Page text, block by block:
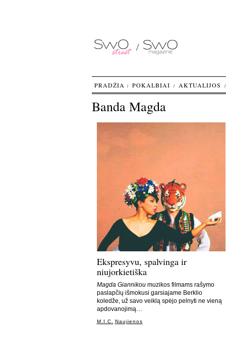
Banda Magda
Ekspresyvu, spalvinga ir
niujorkietiška
Magda Giannikoumuzikos filmams rašymo
paslapčių išmokusi garsiajame Berklio
koledže, už savo veiklą spėjo pelnyti ne vieną
apdovanojimą…
M.I.C. Naujienos
PRADŽIA POKALBIAI AKTUALIJOS